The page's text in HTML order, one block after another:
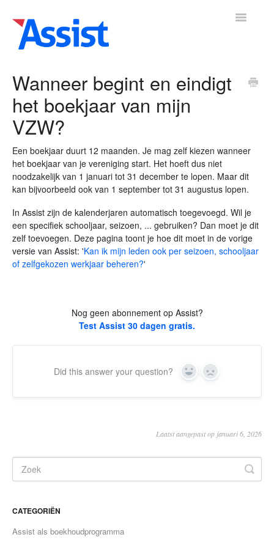
Toggle
Boekhouding
▼
Leden
▼
Vrijwilligers
Wanneer begint en eindigt
het boekjaar van mijn
VZW?
Een boekjaar duurt 12 maanden. Je mag zelf kiezen wanneer
het boekjaar van je vereniging start. Het hoeft dus niet
noodzakelijk van 1 januari tot 31 december te lopen. Maar dit
kan bijvoorbeeld ook van 1 september tot 31 augustus lopen.
In Assist zijn de kalenderjaren automatisch toegevoegd. Wil je
een specifiek schooljaar, seizoen, ... gebruiken? Dan moet je dit
zelf toevoegen. Deze pagina toont je hoe dit moet in de vorige
versie van Assist: 'Kan ik mijn leden ook per seizoen, schooljaar
of zelfgekozen werkjaar beheren?'
Nog geen abonnement op Assist?
Test Assist 30 dagen gratis.
Did this answer your question? Yes No
Laatst aangepast op januari 6, 2026
CATEGORIËN
Assist als boekhoudprogramma